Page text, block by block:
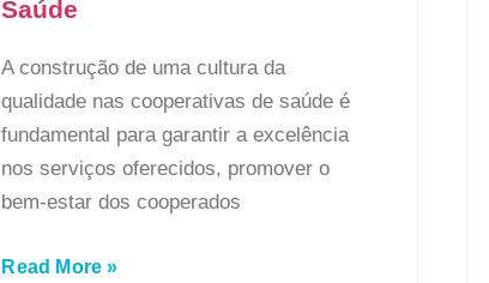
Saúde
A construção de uma cultura da
qualidade nas cooperativas de saúde é
fundamental para garantir a excelência
nos serviços oferecidos, promover o
bem-estar dos cooperados
Read More »